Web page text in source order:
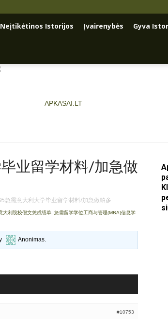
Neįtikėtinos Istorijos Įvairenybės Gyva
业留学材料/加急做
急需意大利大学毕业留学材料/加急做帕多
大利院校假文凭成绩单, 急需留学学位工商与管理(MBA)信息学
Anonimas.
#10753